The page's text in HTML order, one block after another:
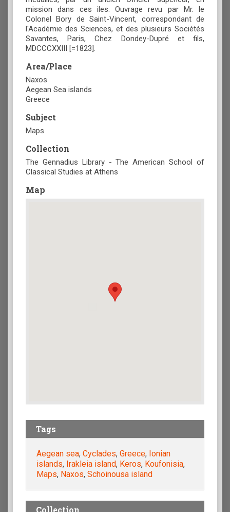
mission dans ces iles. Ouvrage revu par Mr. le
Colonel Bory de Saint-Vincent, correspondant de
l'Académie des Sciences, et des plusieurs Sociétés
Savantes, Paris, Chez Dondey-Dupré et fils,
MDCCCXXIII [=1823].
Area/Place
Naxos
Aegean Sea islands
Greece
Subject
Maps
Collection
The Gennadius Library - The American School of
Classical Studies at Athens
Map
Tags
Aegean sea, Cyclades, Greece, Ionian
islands, Irakleia island, Keros, Koufonisia,
Maps, Naxos, Schoinousa island